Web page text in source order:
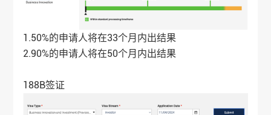
1.50%的申请人将在33个月内出结果
2.90%的申请人将在50个月内出结果
188B签证